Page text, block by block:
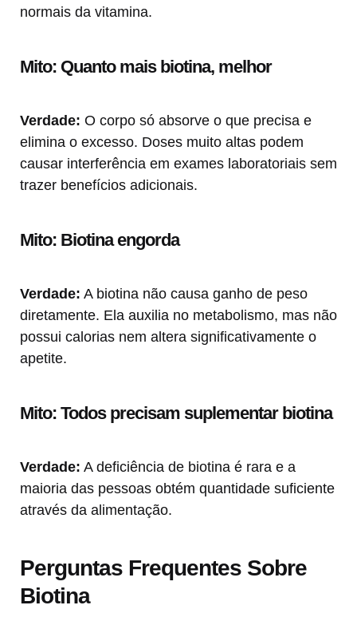
normais da vitamina.
Mito: Quanto mais biotina, melhor
Verdade: O corpo só absorve o que precisa e
elimina o excesso. Doses muito altas podem
causar interferência em exames laboratoriais sem
trazer benefícios adicionais.
Mito: Biotina engorda
Verdade: A biotina não causa ganho de peso
diretamente. Ela auxilia no metabolismo, mas não
possui calorias nem altera significativamente o
apetite.
Mito: Todos precisam suplementar biotina
Verdade: A deficiência de biotina é rara e a
maioria das pessoas obtém quantidade suficiente
através da alimentação.
Perguntas Frequentes Sobre
Biotina